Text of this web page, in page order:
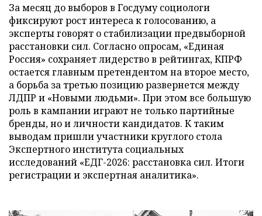
За месяц до выборов в Госдуму социологи
фиксируют рост интереса к голосованию, а
эксперты говорят о стабилизации предвыборной
расстановки сил. Согласно опросам, «Единая
Россия» сохраняет лидерство в рейтингах, КПРФ
остается главным претендентом на второе место,
а борьба за третью позицию развернется между
ЛДПР и «Новыми людьми». При этом все большую
роль в кампании играют не только партийные
бренды, но и личности кандидатов. К таким
выводам пришли участники круглого стола
Экспертного института социальных
исследований «ЕДГ-2026: расстановка сил. Итоги
регистрации и экспертная аналитика».